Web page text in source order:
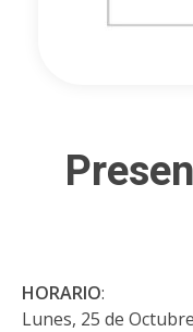
HORARIO:
Lunes, 25 de